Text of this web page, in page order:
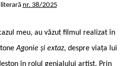
nr. 38/2025
meu, au văzut filmul realizat în
Agonie și extaz, despre viața lui
în rolul genialului artist. Prin